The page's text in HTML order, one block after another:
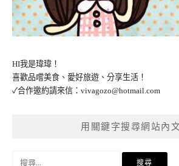
HI我是瑋瑋！
喜歡品嚐美食、愛好旅遊、分享生活！
✓合作邀約請來信： vivagozo@hotmail.com
用關鍵字搜尋網站內